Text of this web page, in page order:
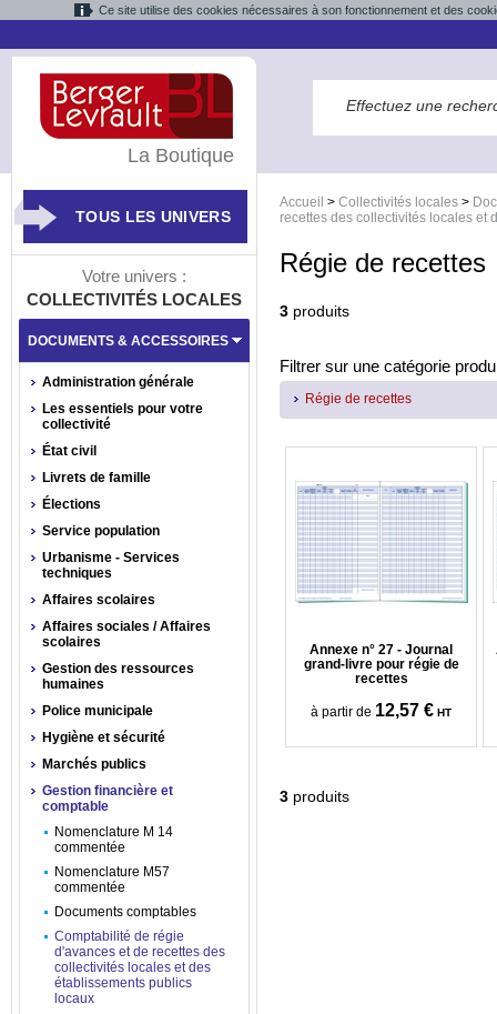
Ce site utilise des cookies nécessaires à son fonctionnement et des
Accueil > Collectivités locales >
recettes des collectivités locales et
Régie de recettes
3 produits
Filtrer sur une catégorie
Régie de recettes
Annexe n° 27 - Journal
grand-livre pour régie de
recettes
à partir de 12,57 € HT
3 produits
La Boutique
TOUS LES UNIVERS
Votre univers :
COLLECTIVITÉS LOCALES
DOCUMENTS & ACCESSOIRES
Administration générale
Les essentiels pour votre
collectivité
État civil
Livrets de famille
Élections
Service population
Urbanisme - Services
techniques
Affaires scolaires
Affaires sociales / Affaires
scolaires
Gestion des ressources
humaines
Police municipale
Hygiène et sécurité
Marchés publics
Gestion financière et
comptable
Nomenclature M 14
commentée
Nomenclature M57
commentée
Documents comptables
Comptabilité de régie
d'avances et de recettes des
collectivités locales et des
établissements publics
locaux